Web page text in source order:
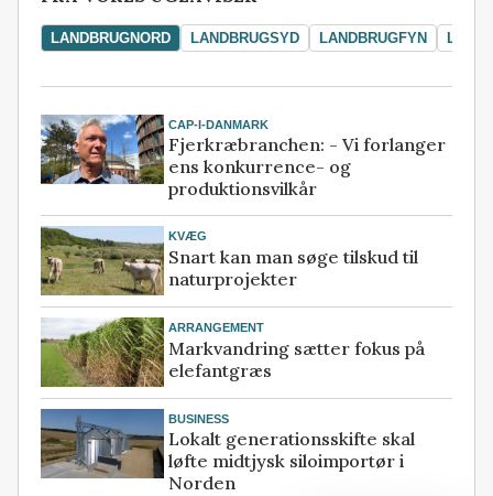
LANDBRUGNORD LANDBRUGSYD LANDBRUGFYN
CAP-I-DANMARK
Fjerkræbranchen: - Vi forlanger
ens konkurrence- og
produktionsvilkår
KVÆG
Snart kan man søge tilskud til
naturprojekter
ARRANGEMENT
Markvandring sætter fokus på
elefantgræs
BUSINESS
Lokalt generationsskifte skal
løfte midtjysk siloimportør i
Norden